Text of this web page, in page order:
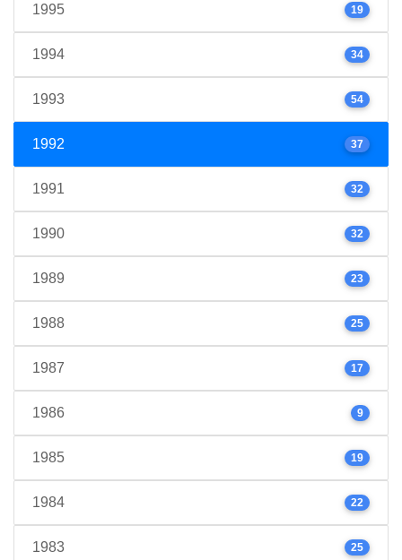
1995 19
1994 34
1993 54
1992 37
1991 32
1990 32
1989 23
1988 25
1987 17
1986 9
1985 19
1984 22
1983 25